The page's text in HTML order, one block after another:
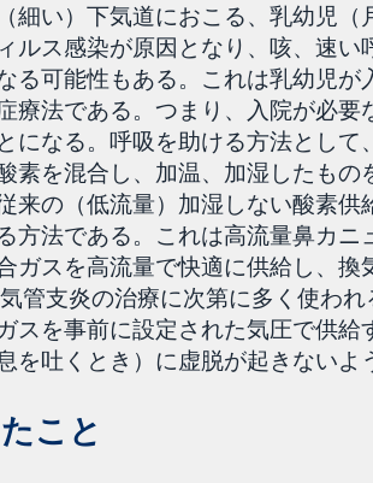
細い）下気道におこる、乳幼児
ルス感染が原因となり、咳、速
る可能性もある。これは乳幼児
療法である。つまり、入院が必
になる。呼吸を助ける方法とし
素を混合し、加温、加湿したも
来の（低流量）加湿しない酸素
方法である。これは高流量鼻カ
ガスを高流量で快適に供給し、
気管支炎の治療に次第に多く使わ
スを事前に設定された気圧で供
を吐くとき）に虚脱が起きないよ
こと